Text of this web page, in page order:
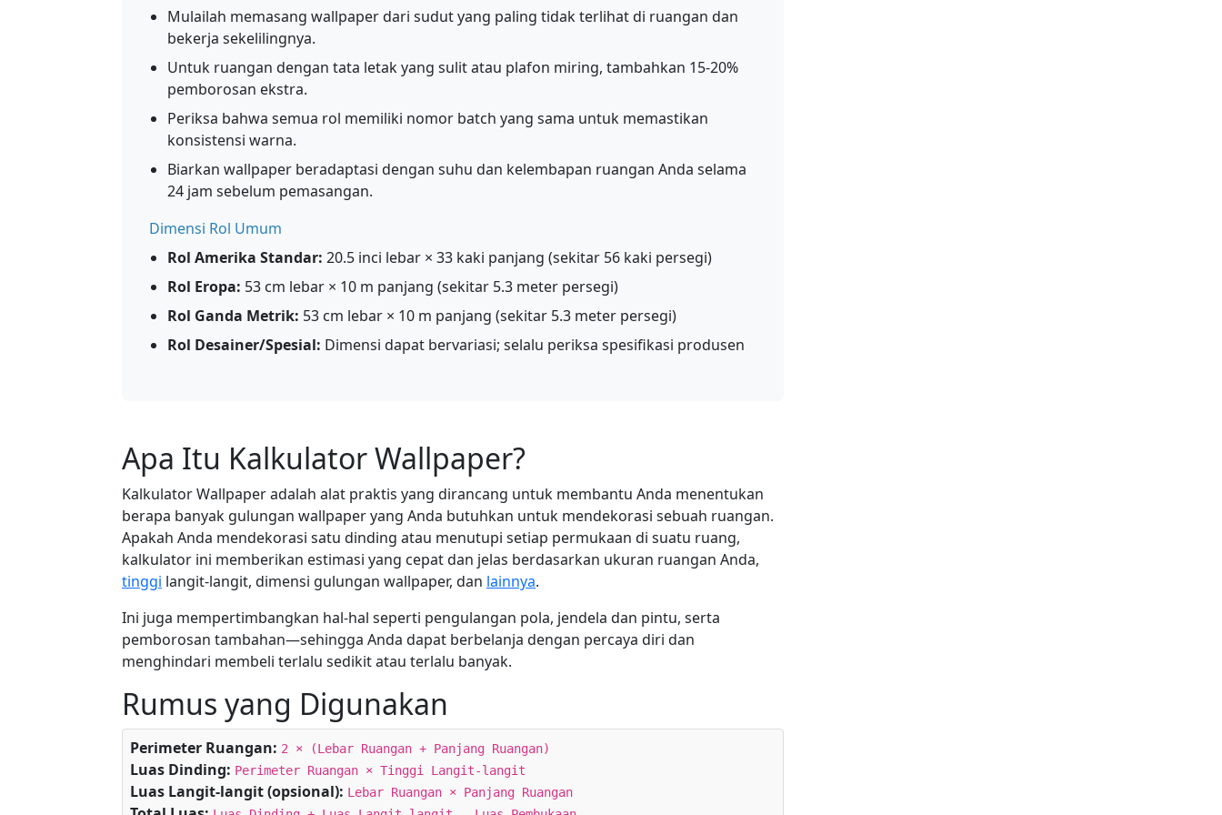
Mulailah memasang wallpaper dari sudut yang paling tidak terlihat di ruangan dan
bekerja sekelilingnya.
Untuk ruangan dengan tata letak yang sulit atau plafon miring, tambahkan 15-20%
pemborosan ekstra.
Periksa bahwa semua rol memiliki nomor batch yang sama untuk memastikan
konsistensi warna.
Biarkan wallpaper beradaptasi dengan suhu dan kelembapan ruangan Anda selama
24 jam sebelum pemasangan.
Dimensi Rol Umum
Rol Amerika Standar: 20.5 inci lebar × 33 kaki panjang (sekitar 56 kaki persegi)
Rol Eropa: 53 cm lebar × 10 m panjang (sekitar 5.3 meter persegi)
Rol Ganda Metrik: 53 cm lebar × 10 m panjang (sekitar 5.3 meter persegi)
Rol Desainer/Spesial: Dimensi dapat bervariasi; selalu periksa spesifikasi produsen
Apa Itu Kalkulator Wallpaper?
Kalkulator Wallpaper adalah alat praktis yang dirancang untuk membantu Anda menentukan
berapa banyak gulungan wallpaper yang Anda butuhkan untuk mendekorasi sebuah ruangan.
Apakah Anda mendekorasi satu dinding atau menutupi setiap permukaan di suatu ruang,
kalkulator ini memberikan estimasi yang cepat dan jelas berdasarkan ukuran ruangan Anda,
tinggi langit-langit, dimensi gulungan wallpaper, dan lainnya.
Ini juga mempertimbangkan hal-hal seperti pengulangan pola, jendela dan pintu, serta
pemborosan tambahan—sehingga Anda dapat berbelanja dengan percaya diri dan
menghindari membeli terlalu sedikit atau terlalu banyak.
Rumus yang Digunakan
Perimeter Ruangan: 2 × (Lebar Ruangan + Panjang Ruangan)
Luas Dinding: Perimeter Ruangan × Tinggi Langit-langit
Luas Langit-langit (opsional): Lebar Ruangan × Panjang Ruangan